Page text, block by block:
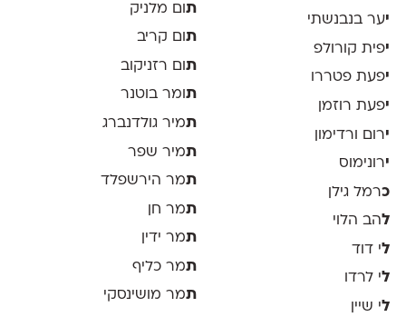
יער בנבנשתי
יפית קורולפ
יפעת פטררו
יפעת רוזמן
ירום ורדימון
ירונימוס
כרמל גילן
להב הלוי
לי דוד
לי לרדו
לי שיין
תום מלניק
ת ום קריב
ת ום רזניקוב
תומר בוטנר
תמיר גולדנברג
תמיר שפר
תמר הירשפלד
תמר חן
תמר ידין
תמר כליף
תמר מושינסקי